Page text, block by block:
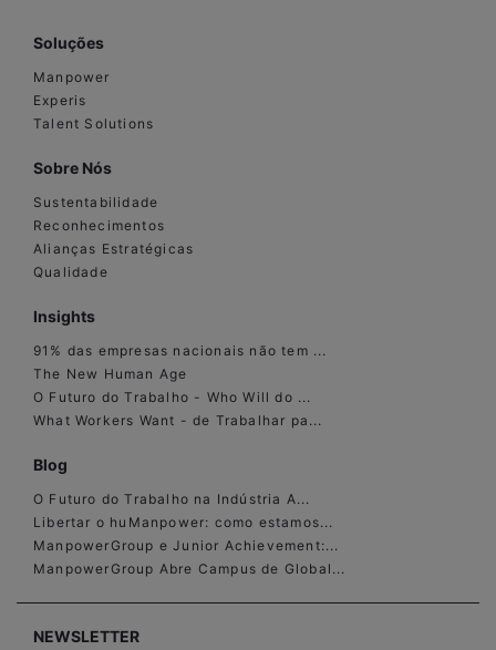
Soluções
Manpower
Experis
Talent Solutions
Sobre Nós
Sustentabilidade
Reconhecimentos
Alianças Estratégicas
Qualidade
Insights
91% das empresas nacionais não tem ...
The New Human Age
O Futuro do Trabalho - Who Will do ...
What Workers Want - de Trabalhar pa...
Blog
O Futuro do Trabalho na Indústria A...
Libertar o huManpower: como estamos...
ManpowerGroup e Junior Achievement:...
ManpowerGroup Abre Campus de Global...
NEWSLETTER